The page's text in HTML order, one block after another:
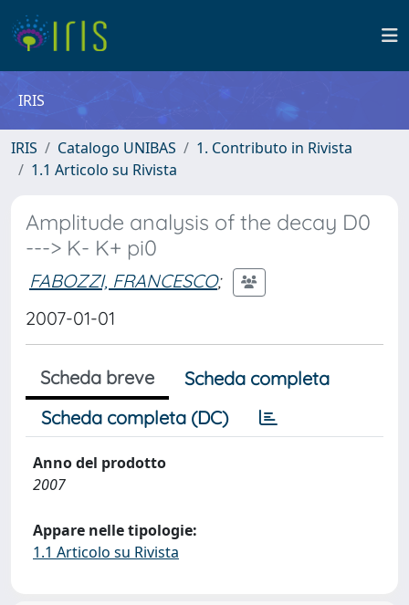
IRIS
IRIS Catalogo UNIBAS
1. Contributo in Rivista
1.1 Articolo su Rivista
Amplitude analysis of the decay D0
---> K- K+ pi0
FABOZZI, FRANCESCO;
2007-01-01
Scheda breve
Scheda completa
Scheda completa (DC)
Anno del prodotto
2007
Appare nelle tipologie:
1.1 Articolo su Rivista